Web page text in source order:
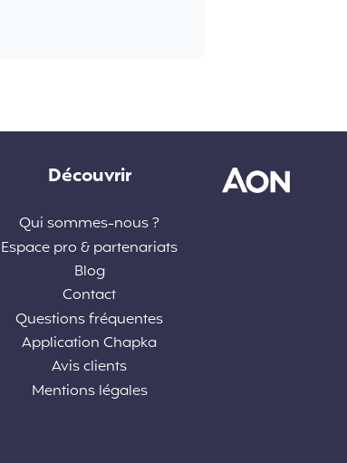
Découvrir
Qui sommes-nous ?
Espace pro & partenariats
Blog
Contact
Questions fréquentes
Application Chapka
Avis clients
Mentions légales